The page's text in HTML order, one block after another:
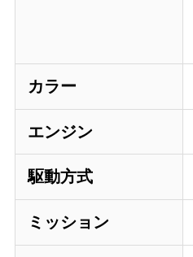
カラー
エンジン
駆動方式
ミッション